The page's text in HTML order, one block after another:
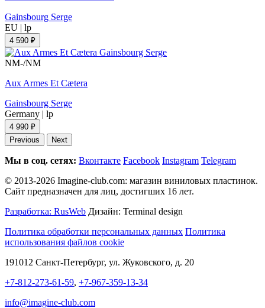
Gainsbourg Serge
EU | lp
4 590 ₽
NM-/NM
Aux Armes Et Cætera
Gainsbourg Serge
Germany | lp
4 990 ₽
Previous
Next
Мы в соц. сетях: Вконтакте Facebook Instagram Telegram
© 2013-2026 Imagine-club.com: магазин виниловых пластинок.
Сайт предназначен для лиц, достигших 16 лет.
Разработка: RusWeb Дизайн: Terminal design
Политика обработки персональных данных Политика
использования файлов cookie
191012 Санкт-Петербург, ул. Жуковского, д. 20
+7-812-273-61-59, +7-967-359-13-34
info@imagine-club.com